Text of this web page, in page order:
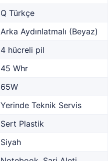
Q Türkçe
Arka Aydınlatmalı (Beyaz)
4 hücreli pil
45 Whr
65W
Yerinde Teknik Servis
Sert Plastik
Siyah